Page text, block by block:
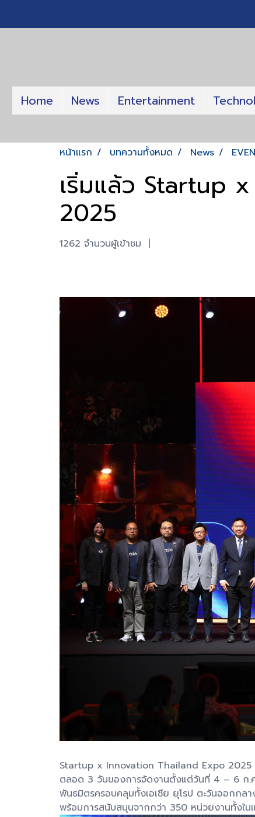
Home News Entertainment
หน้าแรก บทความทั้งหมด News
เริ่มแล้ว Startup
2025
1262 จำนวนผู้เข้าชม |
Startup x Innovation Thailand Expo 2025
ตลอด 3 วันของการจัดงานตั้งแต่วันที่ 4 – 6 ก.ค
พันธมิตรครอบคลุมทั้งเอเชีย ยุโรป ตะวันออกกล
พร้อมการสนับสนุนจากกว่า 350 หน่วยงานทั้งในแ